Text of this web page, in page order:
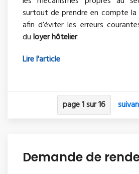
surtout de prendre en compte la
afin d’éviter les erreurs
duloyer hôtelier.
Lire l'article
page 1 sur 16
Demande de